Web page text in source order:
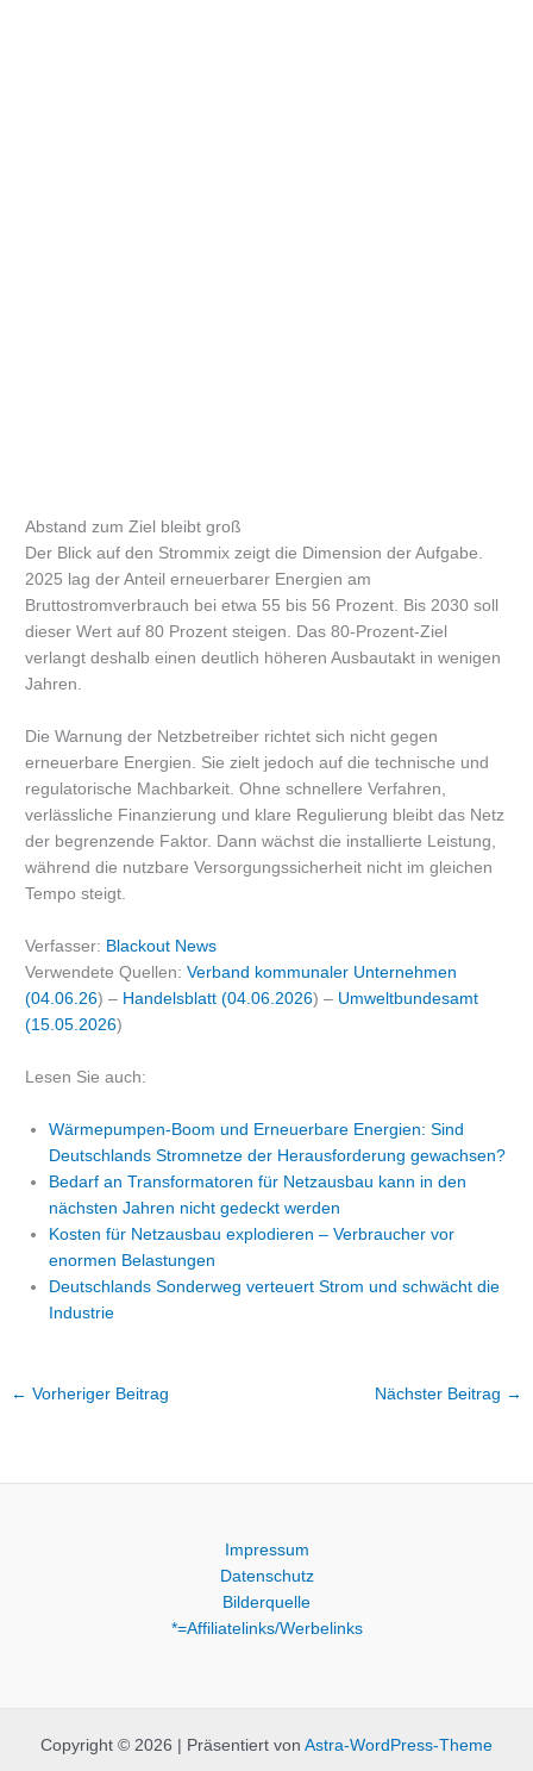
Abstand zum Ziel bleibt groß
Der Blick auf den Strommix zeigt die Dimension der Aufgabe.
2025 lag der Anteil erneuerbarer Energien am
Bruttostromverbrauch bei etwa 55 bis 56 Prozent. Bis 2030 soll
dieser Wert auf 80 Prozent steigen. Das 80-Prozent-Ziel
verlangt deshalb einen deutlich höheren Ausbautakt in wenigen
Jahren.
Die Warnung der Netzbetreiber richtet sich nicht gegen
erneuerbare Energien. Sie zielt jedoch auf die technische und
regulatorische Machbarkeit. Ohne schnellere Verfahren,
verlässliche Finanzierung und klare Regulierung bleibt das Netz
der begrenzende Faktor. Dann wächst die installierte Leistung,
während die nutzbare Versorgungssicherheit nicht im gleichen
Tempo steigt.
Verfasser: Blackout News
Verwendete Quellen:Verband kommunaler Unternehmen
(04.06.26) – Handelsblatt (04.06.2026) – Umweltbundesamt
(15.05.2026)
Lesen Sie auch:
Wärmepumpen-Boom und Erneuerbare Energien: Sind
Deutschlands Stromnetze der Herausforderung gewachsen?
Bedarf an Transformatoren für Netzausbau kann in den
nächsten Jahren nicht gedeckt werden
Kosten für Netzausbau explodieren – Verbraucher vor
enormen Belastungen
Deutschlands Sonderweg verteuert Strom und schwächt die
Industrie
← Vorheriger Beitrag Nächster Beitrag →
Impressum
Datenschutz
Bilderquelle
*=Affiliatelinks/Werbelinks
Copyright © 2026 | Präsentiert von Astra-WordPress-Theme